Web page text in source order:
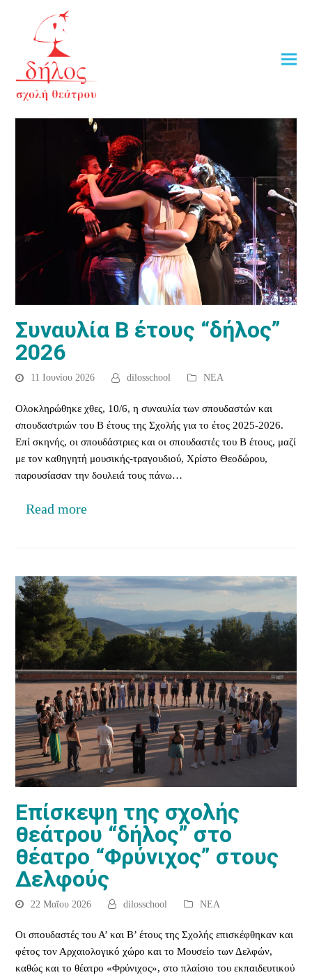
Συναυλία Β έτους “δήλος”
2026
11 Ιουνίου 2026 dilosschool ΝΕΑ
Ολοκληρώθηκε χθες, 10/6, η συναυλία των σπουδαστών και
σπουδαστριών του Β έτους της Σχολής για το έτος 2025-2026.
Επί σκηνής, οι σπουδάστριες και οι σπουδαστές του Β έτους, μαζί
με τον καθηγητή μουσικής-τραγουδιού, Χρίστο Θεοδώρου,
παρουσίασαν την δουλειά τους πάνω…
Read more
Επίσκεψη της σχολής
θεάτρου “δήλος” στο
θέατρο “Φρύνιχος” στους
Δελφούς
22 Μαΐου 2026 dilosschool ΝΕΑ
Οι σπουδαστές του Α’ και Β’ έτους της Σχολής επισκέφθηκαν και
φέτος τον Αρχαιολογικό χώρο και το Μουσείο των Δελφών,
καθώς και το θέατρο «Φρύνιχος», στο πλαίσιο του εκπαιδευτικού